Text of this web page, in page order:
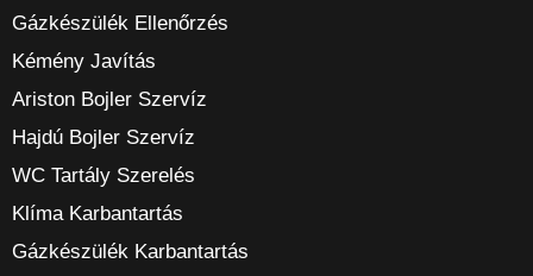
Gázkészülék Ellenőrzés
Kémény Javítás
Ariston Bojler Szervíz
Hajdú Bojler Szervíz
WC Tartály Szerelés
Klíma Karbantartás
Gázkészülék Karbantartás